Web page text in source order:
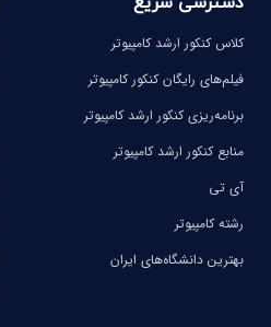
کلاس کنکور ارشد کامپیوتر
فیلم‌های رایگان کنکور کامپیوتر
برنامه‌ریزی کنکور ارشد کامپیوتر
منابع کنکور ارشد کامپیوتر
آی تی
رشته کامپیوتر
بهترین دانشگاه‌های ایران